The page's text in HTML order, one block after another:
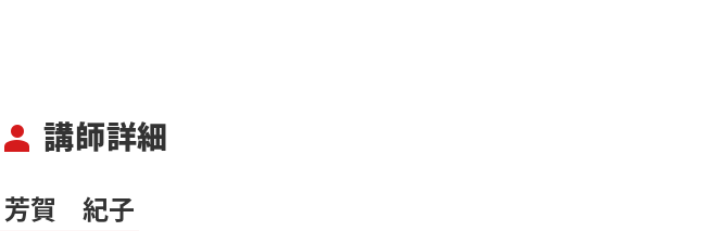
person 講師詳細
芳賀 紀子